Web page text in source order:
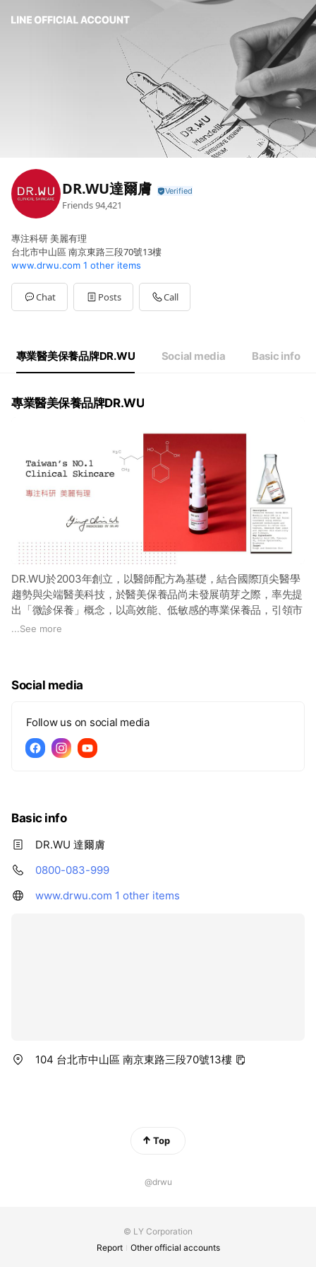
DR.WU達爾膚
Friends94,421
專注科研 美麗有理
台北市中山區 南京東路三段70號13樓
www.drwu.com 1 other items
Chat Posts Call
專業醫美保養品牌DR.WU Social media Basic info
專業醫美保養品牌DR.WU
DR.WU於2003年創立，以醫師配方為基礎，結合國際頂尖醫學
趨勢與尖端醫美科技，於醫美保養品尚未發展萌芽之際，率先提
出「微診保養」概念，以高效能、低敏感的專業保養品，引領市
場風潮，成為台灣醫美保養市場先驅。
...See more
Social media
Follow us on social media
Basic info
DR.WU 達爾膚
0800-083-999
www.drwu.com 1 other items
104 台北市中山區 南京東路三段70號13樓
Top
@drwu
© LY Corporation
Report
Other official accounts